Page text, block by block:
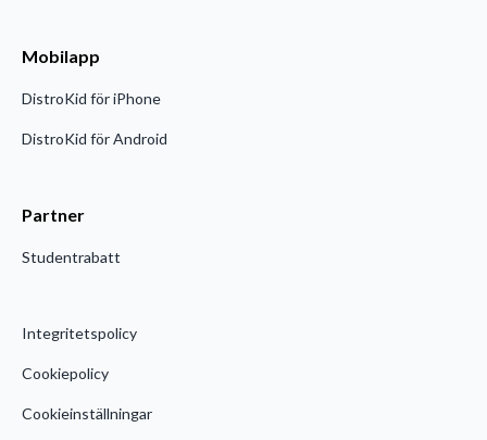
Mobilapp
DistroKid för iPhone
DistroKid för Android
Partner
Studentrabatt
Integritetspolicy
Cookiepolicy
Cookieinställningar